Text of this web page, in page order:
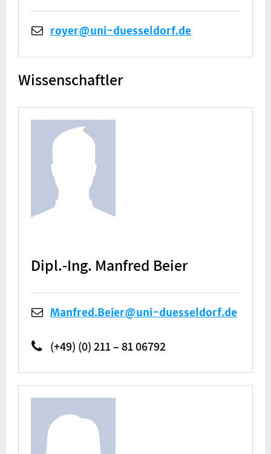
royer@uni-duesseldorf.de
Wissenschaftler
Dipl.-Ing. Manfred Beier
Manfred.Beier@uni-duesseldorf.de
(+49) (0) 211 – 81 06792